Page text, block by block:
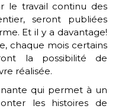
le travail continu des
seront publiées
Et il y a davantage!
chaque mois certains
la possibilité de
réalisée.
qui permet à un
les histoires de